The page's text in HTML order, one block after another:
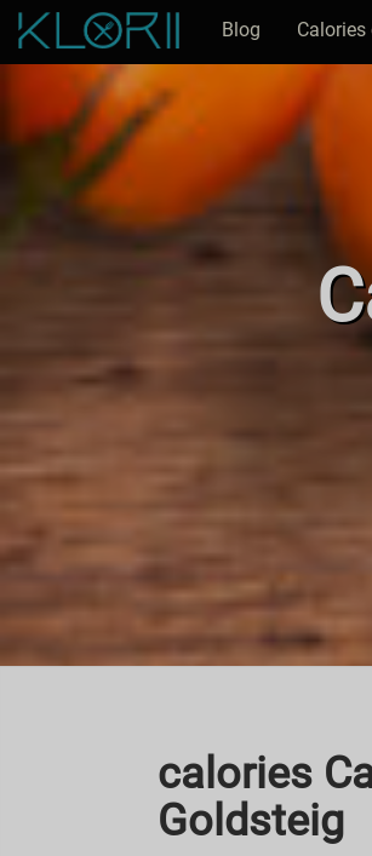
Blog
calories
Goldsteig